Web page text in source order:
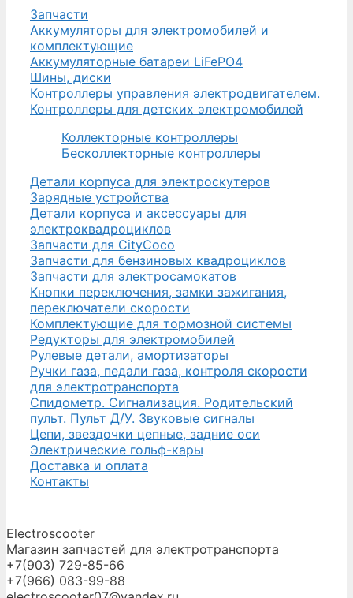
Запчасти
Аккумуляторы для электромобилей и
комплектующие
Аккумуляторные батареи LiFePO4
Шины, диски
Контроллеры управления электродвигателем.
Контроллеры для детских электромобилей
Коллекторные контроллеры
Бесколлекторные контроллеры
Детали корпуса для электроскутеров
Зарядные устройства
Детали корпуса и аксессуары для
электроквадроциклов
Запчасти для CityCoco
Запчасти для бензиновых квадроциклов
Запчасти для электросамокатов
Кнопки переключения, замки зажигания,
переключатели скорости
Комплектующие для тормозной системы
Редукторы для электромобилей
Рулевые детали, амортизаторы
Ручки газа, педали газа, контроля скорости
для электротранспорта
Спидометр. Сигнализация. Родительский
пульт. Пульт Д/У. Звуковые сигналы
Цепи, звездочки цепные, задние оси
Электрические гольф-кары
Доставка и оплата
Контакты
Electroscooter
Магазин запчастей для электротранспорта
+7(903) 729-85-66
+7(966) 083-99-88